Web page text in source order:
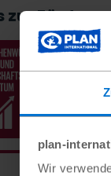
plan-
Wir
zur
Eine gute
sowie
Mensch